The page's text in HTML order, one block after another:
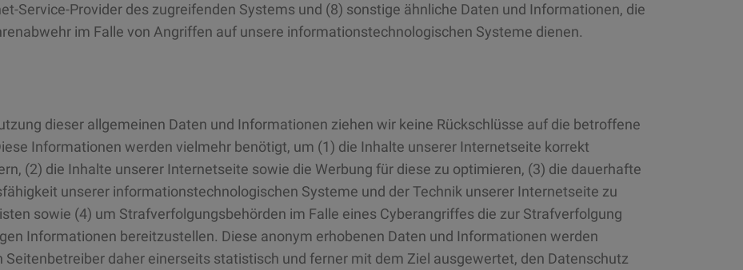
Service-Provider des zugreifenden Systems und (8) sonstige ähnliche Daten und Informationen, die
im Falle von Angriffen auf unsere informationstechnologischen Systeme dienen.
dieser allgemeinen Daten und Informationen ziehen wir keine Rückschlüsse auf die betroffene
Informationen werden vielmehr benötigt, um (1) die Inhalte unserer Internetseite korrekt
(2) die Inhalte unserer Internetseite sowie die Werbung für diese zu optimieren, (3) die dauerhafte
unserer informationstechnologischen Systeme und der Technik unserer Internetseite zu
sowie (4) um Strafverfolgungsbehörden im Falle eines Cyberangriffes die zur Strafverfolgung
Informationen bereitzustellen. Diese anonym erhobenen Daten und Informationen werden
Seitenbetreiber daher einerseits statistisch und ferner mit dem Ziel ausgewertet, den Datenschutz